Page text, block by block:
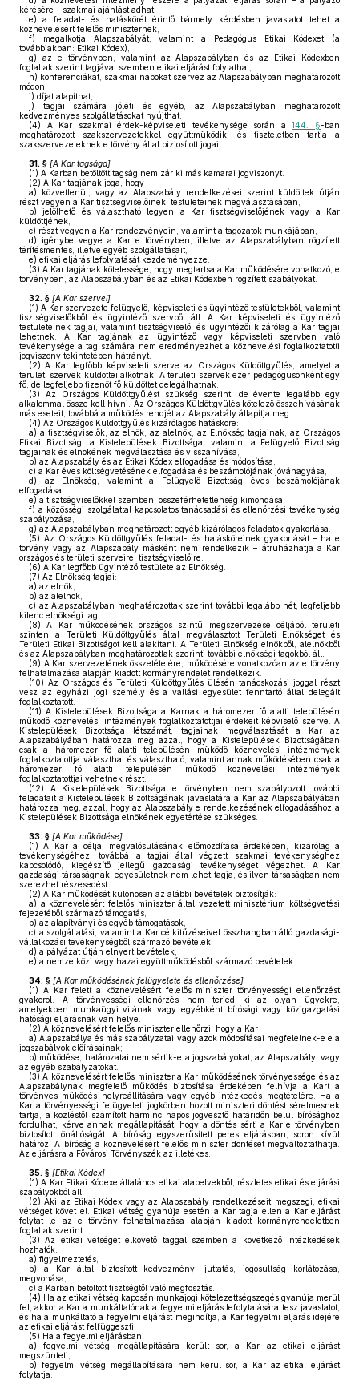
kérésére – szakmai ajánlást adhat,
e) a feladat- és hatáskörét érintő bármely kérdésben javaslatot tehet a
köznevelésért felelős miniszternek,
f) megalkotja Alapszabályát, valamint a Pedagógus Etikai Kódexet (a
továbbiakban: Etikai Kódex),
g) az e törvényben, valamint az Alapszabályban és az Etikai Kódexben
foglaltak szerint tagjával szemben etikai eljárást folytathat,
h) konferenciákat, szakmai napokat szervez az Alapszabályban meghatározott
módon,
i) díjat alapíthat,
j) tagjai számára jóléti és egyéb, az Alapszabályban meghatározott
kedvezményes szolgáltatásokat nyújthat.
(4) A Kar szakmai érdek-képviseleti tevékenysége során a144. §-ban
meghatározott szakszervezetekkel együttműködik, és tiszteletben tartja a
szakszervezeteknek e törvény által biztosított jogait.
31. § [A Kar tagsága]
(1) A Karban betöltött tagság nem zár ki más kamarai jogviszonyt.
(2) A Kar tagjának joga, hogy
a) közvetlenül, vagy az Alapszabály rendelkezései szerint küldöttek útján
részt vegyen a Kar tisztségviselőinek, testületeinek megválasztásában,
b) jelölhető és választható legyen a Kar tisztségviselőjének vagy a Kar
küldöttjének,
c) részt vegyen a Kar rendezvényein, valamint a tagozatok munkájában,
d) igénybe vegye a Kar e törvényben, illetve az Alapszabályban rögzített
térítésmentes, illetve egyéb szolgáltatásait,
e) etikai eljárás lefolytatását kezdeményezze.
(3) A Kar tagjának kötelessége, hogy megtartsa a Kar működésére vonatkozó, e
törvényben, az Alapszabályban és az Etikai Kódexben rögzített szabályokat.
32. § [A Kar szervei]
(1) A Kar szervezete felügyelő, képviseleti és ügyintéző testületekből, valamint
tisztségviselőkből és ügyintéző szervből áll. A Kar képviseleti és ügyintéző
testületeinek tagjai, valamint tisztségviselői és ügyintézői kizárólag a Kar tagjai
lehetnek. A Kar tagjának az ügyintéző vagy képviseleti szervben való
tevékenysége a tag számára nem eredményezhet a köznevelési foglalkoztatotti
jogviszony tekintetében hátrányt.
(2) A Kar legfőbb képviseleti szerve az Országos Küldöttgyűlés, amelyet a
területi szervek küldöttei alkotnak. A területi szervek ezer pedagógusonként egy
fő, de legfeljebb tizenöt fő küldöttet delegálhatnak.
(3) Az Országos Küldöttgyűlést szükség szerint, de évente legalább egy
alkalommal össze kell hívni. Az Országos Küldöttgyűlés kötelező összehívásának
más eseteit, továbbá a működés rendjét az Alapszabály állapítja meg.
(4) Az Országos Küldöttgyűlés kizárólagos hatásköre:
a) a tisztségviselők, az elnök, az alelnök, az Elnökség tagjainak, az Országos
Etikai Bizottság, a Kistelepülések Bizottsága, valamint a Felügyelő Bizottság
tagjainak és elnökének megválasztása és visszahívása,
b) az Alapszabály és az Etikai Kódex elfogadása és módosítása,
c) a Kar éves költségvetésének elfogadása és beszámolójának jóváhagyása,
d) az Elnökség, valamint a Felügyelő Bizottság éves beszámolójának
elfogadása,
e) a tisztségviselőkkel szembeni összeférhetetlenség kimondása,
f) a közösségi szolgálattal kapcsolatos tanácsadási és ellenőrzési tevékenység
szabályozása,
g) az Alapszabályban meghatározott egyéb kizárólagos feladatok gyakorlása.
(5) Az Országos Küldöttgyűlés feladat- és hatásköreinek gyakorlását – ha e
törvény vagy az Alapszabály másként nem rendelkezik – átruházhatja a Kar
országos és területi szerveire, tisztségviselőire.
(6) A Kar legfőbb ügyintéző testülete az Elnökség.
(7) Az Elnökség tagjai:
a) az elnök,
b) az alelnök,
c) az Alapszabályban meghatározottak szerint további legalább hét, legfeljebb
kilenc elnökségi tag.
(8) A Kar működésének országos szintű megszervezése céljából területi
szinten a Területi Küldöttgyűlés által megválasztott Területi Elnökséget és
Területi Etikai Bizottságot kell alakítani. A Területi Elnökség elnökből, alelnökből
és az Alapszabályban meghatározottak szerinti további elnökségi tagokból áll.
(9) A Kar szervezetének összetételére, működésére vonatkozóan az e törvény
felhatalmazása alapján kiadott kormányrendelet rendelkezik.
(10) Az Országos és Területi Küldöttgyűlés ülésén tanácskozási joggal részt
vesz az egyházi jogi személy és a vallási egyesület fenntartó által delegált
foglalkoztatott.
(11) A Kistelepülések Bizottsága a Karnak a háromezer fő alatti településén
működő köznevelési intézmények foglalkoztatottjai érdekeit képviselő szerve. A
Kistelepülések Bizottsága létszámát, tagjainak megválasztását a Kar az
Alapszabályában határozza meg azzal, hogy a Kistelepülések Bizottságában
csak a háromezer fő alatti településén működő köznevelési intézmények
foglalkoztatottja választhat és választható, valamint annak működésében csak a
háromezer fő alatti településén működő köznevelési intézmények
foglalkoztatottjai vehetnek részt.
(12) A Kistelepülések Bizottsága e törvényben nem szabályozott további
feladatait a Kistelepülések Bizottságának javaslatára a Kar az Alapszabályában
határozza meg, azzal, hogy az Alapszabály e rendelkezésének elfogadásához a
Kistelepülések Bizottsága elnökének egyetértése szükséges.
33. § [A Kar működése]
(1) A Kar a céljai megvalósulásának előmozdítása érdekében, kizárólag a
tevékenységéhez, továbbá a tagjai által végzett szakmai tevékenységhez
kapcsolódó, kiegészítő jellegű gazdasági tevékenységet végezhet. A Kar
gazdasági társaságnak, egyesületnek nem lehet tagja, és ilyen társaságban nem
szerezhet részesedést.
(2) A Kar működését különösen az alábbi bevételek biztosítják:
a) a köznevelésért felelős miniszter által vezetett minisztérium költségvetési
fejezetéből származó támogatás,
b) az alapítványi és egyéb támogatások,
c) a szolgáltatási, valamint a Kar célkitűzéseivel összhangban álló gazdasági-
vállalkozási tevékenységből származó bevételek,
d) a pályázat útján elnyert bevételek,
e) a nemzetközi vagy hazai együttműködésből származó bevételek.
34. § [A Kar működésének felügyelete és ellenőrzése]
(1) A Kar felett a köznevelésért felelős miniszter törvényességi ellenőrzést
gyakorol. A törvényességi ellenőrzés nem terjed ki az olyan ügyekre,
amelyekben munkaügyi vitának vagy egyébként bírósági vagy közigazgatási
hatósági eljárásnak van helye.
(2) A köznevelésért felelős miniszter ellenőrzi, hogy a Kar
a) Alapszabálya és más szabályzatai vagy azok módosításai megfelelnek-e e a
jogszabályok előírásainak;
b) működése, határozatai nem sértik-e a jogszabályokat, az Alapszabályt vagy
az egyéb szabályzatokat.
(3) A köznevelésért felelős miniszter a Kar működésének törvényessége és az
Alapszabálynak megfelelő működés biztosítása érdekében felhívja a Kart a
törvényes működés helyreállítására vagy egyéb intézkedés megtételére. Ha a
Kar a törvényességi felügyeleti jogkörben hozott miniszteri döntést sérelmesnek
tartja, a közléstől számított harminc napos jogvesztő határidőn belül bírósághoz
fordulhat, kérve annak megállapítását, hogy a döntés sérti a Kar e törvényben
biztosított önállóságát. A bíróság egyszerűsített peres eljárásban, soron kívül
határoz. A bíróság a köznevelésért felelős miniszter döntését megváltoztathatja.
Az eljárásra a Fővárosi Törvényszék az illetékes.
35. § [Etikai Kódex]
(1) A Kar Etikai Kódexe általános etikai alapelvekből, részletes etikai és eljárási
szabályokból áll.
(2) Aki az Etikai Kódex vagy az Alapszabály rendelkezéseit megszegi, etikai
vétséget követ el. Etikai vétség gyanúja esetén a Kar tagja ellen a Kar eljárást
folytat le az e törvény felhatalmazása alapján kiadott kormányrendeletben
foglaltak szerint.
(3) Az etikai vétséget elkövető taggal szemben a következő intézkedések
hozhatók:
a) figyelmeztetés,
b) a Kar által biztosított kedvezmény, juttatás, jogosultság korlátozása,
megvonása,
c) a Karban betöltött tisztségtől való megfosztás.
(4) Ha az etikai vétség kapcsán munkajogi kötelezettségszegés gyanúja merül
fel, akkor a Kar a munkáltatónak a fegyelmi eljárás lefolytatására tesz javaslatot,
és ha a munkáltató a fegyelmi eljárást megindítja, a Kar fegyelmi eljárás idejére
az etikai eljárást felfüggeszti.
(5) Ha a fegyelmi eljárásban
a) fegyelmi vétség megállapítására került sor, a Kar az etikai eljárást
megszünteti,
b) fegyelmi vétség megállapítására nem kerül sor, a Kar az etikai eljárást
folytatja.